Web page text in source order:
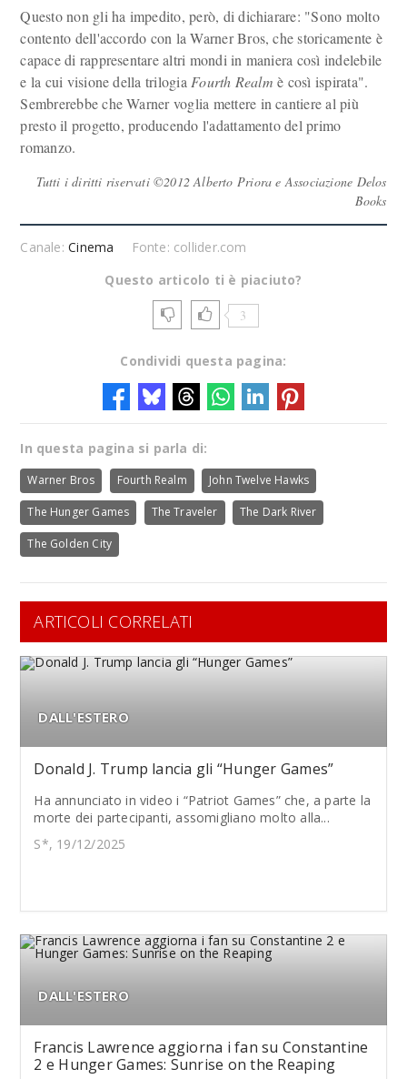
Questo non gli ha impedito, però, di dichiarare: "Sono molto
contento dell'accordo con la Warner Bros, che storicamente è
capace di rappresentare altri mondi in maniera così indelebile
e la cui visione della trilogia Fourth Realm è così ispirata".
Sembrerebbe che Warner voglia mettere in cantiere al più
presto il progetto, producendo l'adattamento del primo
romanzo.
Tutti i diritti riservati ©2012 Alberto Priora e Associazione Delos
Books
Canale:Cinema
Fonte: collider.com
Questo articolo ti è piaciuto?
3
Condividi questa pagina:
In questa pagina si parla di:
Warner Bros Fourth Realm John Twelve Hawks
The Hunger Games The Traveler The Dark River
The Golden City
ARTICOLI CORRELATI
DALL'ESTERO
Donald J. Trump lancia gli “Hunger Games”
Ha annunciato in video i “Patriot Games” che, a parte la
morte dei partecipanti, assomigliano molto alla...
S*, 19/12/2025
DALL'ESTERO
Francis Lawrence aggiorna i fan su Constantine
2 e Hunger Games: Sunrise on the Reaping